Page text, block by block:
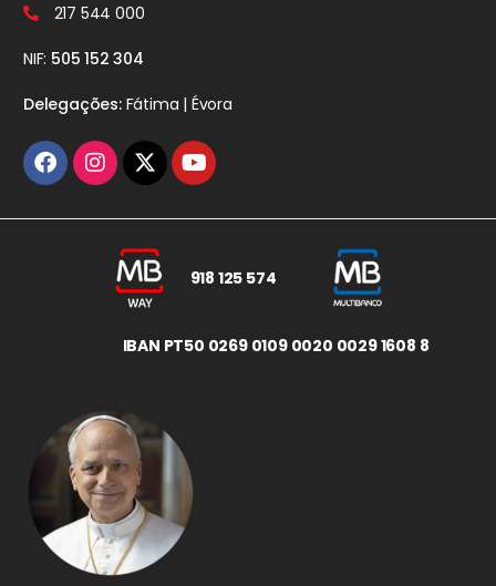
217 544 000
NIF: 505 152 304
Delegações:Fátima | Évora
918 125 574
IBAN PT50 0269 0109 0020 0029 1608 8